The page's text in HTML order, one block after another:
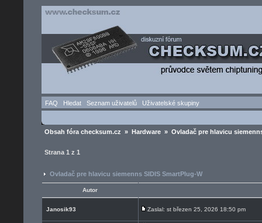
FAQ Hledat Seznam uživatelů Uživatelské skupiny
Obsah fóra checksum.cz » Hardware » Ovladač pre hlavicu
Strana 1 z 1
Ovladač pre hlavicu siemenns SIDIS SmartPlug-W
Autor
Janosik93 Zaslal: st březen 25, 2026 18:50 pm